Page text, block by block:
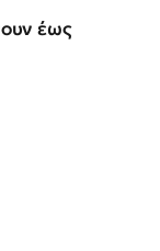
έως